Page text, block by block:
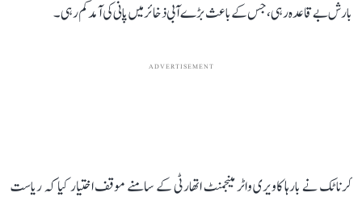
بارش بے قاعدہ رہی، جس کے باعث بڑے آبی ذخائر میں پانی کی آمد کم رہی۔
ADVERTISEMENT
کرناٹک نے بارہا کاویری واٹر مینجمنٹ اتھارٹی کے سامنے موقف اختیار کیا کہ ریاست